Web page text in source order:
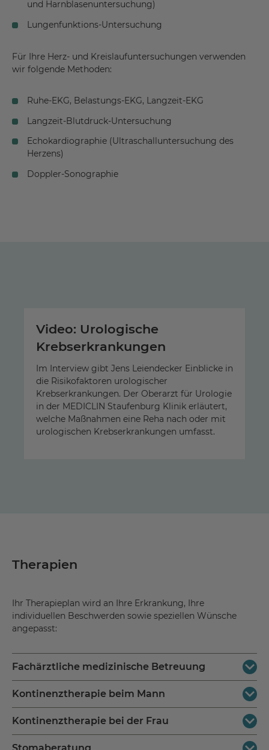
und Harnblasenuntersuchung)
Lungenfunktions-Untersuchung
Für Ihre Herz- und Kreislaufuntersuchungen verwenden
wir folgende Methoden:
Ruhe-EKG, Belastungs-EKG, Langzeit-EKG
Langzeit-Blutdruck-Untersuchung
Echokardiographie (Ultraschalluntersuchung des
Herzens)
Doppler-Sonographie
Video: Urologische
Krebserkrankungen
Im Interview gibt Jens Leiendecker Einblicke in
die Risikofaktoren urologischer
Krebserkrankungen. Der Oberarzt für Urologie
in der MEDICLIN Staufenburg Klinik erläutert,
welche Maßnahmen eine Reha nach oder mit
urologischen Krebserkrankungen umfasst.
Therapien
Ihr Therapieplan wird an Ihre Erkrankung, Ihre
individuellen Beschwerden sowie speziellen Wünsche
angepasst:
Fachärztliche medizinische Betreuung
Regelmäßige Untersuchungen, Visiten und Arztgespräche
Kontinenztherapie beim Mann
Beinhaltet intensives Schließmuskeltraining, eine
begleitende Elektrotherapie und Kontinenzberatung. Das
Kontinenztherapie bei der Frau